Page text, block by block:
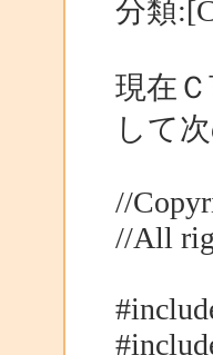
分類
現在
して
//
//All